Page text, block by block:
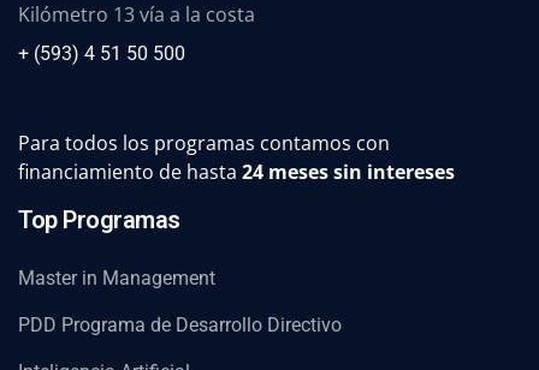
Kilómetro 13 vía a la costa
+ (593) 4 51 50 500
Para todos los programas contamos con
financiamiento de hasta 24 meses sin intereses
Top Programas
Master in Management
PDD Programa de Desarrollo Directivo